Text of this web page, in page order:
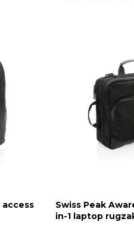
access
Swiss Peak
in-1 laptop